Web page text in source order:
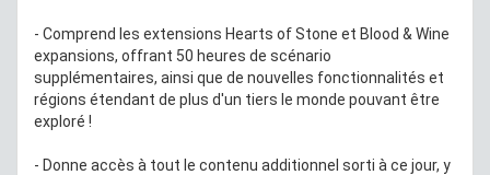
- Comprend les extensions Hearts of Stone et Blood & Wine
expansions, offrant 50 heures de scénario
supplémentaires, ainsi que de nouvelles fonctionnalités et
régions étendant de plus d'un tiers le monde pouvant être
exploré !
- Donne accès à tout le contenu additionnel sorti à ce jour, y